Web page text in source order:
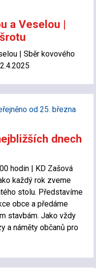
a Veselou |
| Sběr kovového
od 25. března
dnech
hodin | KD Zašová
každý rok zveme
stolu. Představíme
obce a předáme
stavbám. Jako vždy
a náměty občanů pro